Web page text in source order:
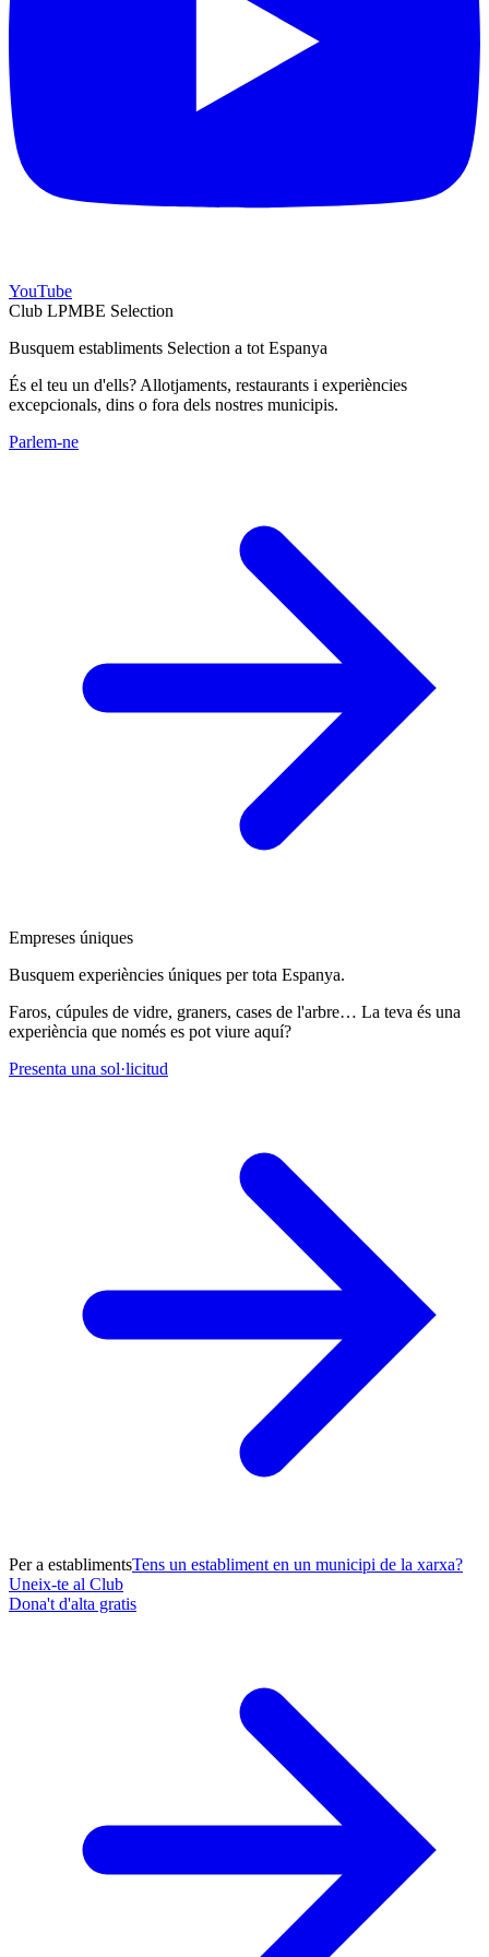
YouTube
Club LPMBE Selection
Busquem establiments Selection a tot Espanya
És el teu un d'ells? Allotjaments, restaurants i experiències
excepcionals, dins o fora dels nostres municipis.
Parlem-ne
Empreses úniques
Busquem experiències úniques per tota Espanya.
Faros, cúpules de vidre, graners, cases de l'arbre… La teva és una
experiència que només es pot viure aquí?
Presenta una sol·licitud
Per a establimentsTens un establiment en un municipi de la xarxa?
Uneix-te al Club
Dona't d'alta gratis